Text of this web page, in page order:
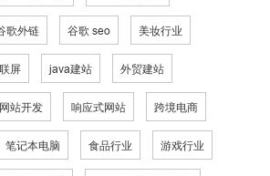
歌外链 谷歌 seo 美妆行业
屏 java建站 外贸建站
站开发 响应式网站 跨境电商
笔记本电脑 食品行业 游戏行业